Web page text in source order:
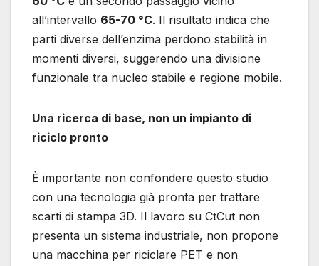
all’intervallo 65-70 °C. Il risultato indica che
parti diverse dell’enzima perdono stabilità in
momenti diversi, suggerendo una divisione
funzionale tra nucleo stabile e regione mobile.
Una ricerca di base, non un impianto di
riciclo pronto
È importante non confondere questo studio
con una tecnologia già pronta per trattare
scarti di stampa 3D. Il lavoro su CtCut non
presenta un sistema industriale, non propone
una macchina per riciclare PET e non